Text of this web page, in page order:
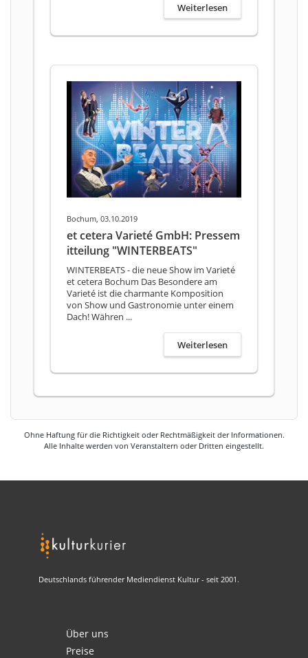
Weiterlesen
Bochum, 03.10.2019
et cetera Varieté GmbH: Pressem
itteilung "WINTERBEATS"
WINTERBEATS - die neue Show im Varieté
et cetera Bochum Das Besondere am
Varieté ist die charmante Komposition
von Show und Gastronomie unter einem
Dach! Währen ...
Weiterlesen
Ohne Haftung für die Richtigkeit oder Rechtmäßigkeit der Informationen.
Alle Inhalte werden von Veranstaltern oder Dritten eingestellt.
Deutschlands führender Mediendienst Kultur - seit 2001.
Über uns
Preise